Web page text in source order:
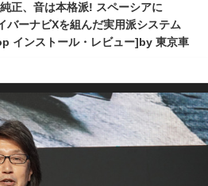
正、音は本格派! スペーシアに
バーナビXを組んだ実用派システム
インストール・レビュー]by 東京車